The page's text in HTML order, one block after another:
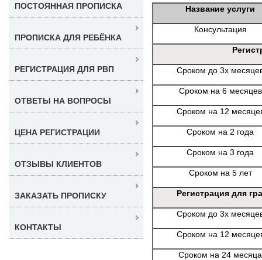
Название услуги
Консультация
Сроком до 3х
Сроком на 6 месяцев
Сроком на 12
Сроком на 2 года
Сроком на 3 года
Сроком на 5 лет
Регистрация для
Сроком до 3х
Сроком на 12
Сроком на 24 месяца
ПОСТОЯННАЯ ПРОПИСКА
ПРОПИСКА ДЛЯ РЕБЁНКА
РЕГИСТРАЦИЯ ДЛЯ РВП
ОТВЕТЫ НА ВОПРОСЫ
ЦЕНА РЕГИСТРАЦИИ
ОТЗЫВЫ КЛИЕНТОВ
ЗАКАЗАТЬ ПРОПИСКУ
КОНТАКТЫ